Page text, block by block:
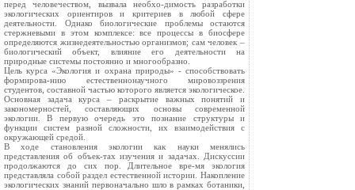
перед человечеством, вызвала необхо-димость разработки
экологических ориентиров и критериев в любой сфере
деятельности. Однако биологические проблемы остаются
стержневыми в этом комплексе: все процессы в биосфере
определяются жизнедеятельностью организмов; сам человек –
биологический объект, влияние его деятельности на
природные системы постоянно и многообразно.
Цель курса «Экология и охрана природы» - способствовать
формирова-нию естественнонаучного мировоззрения
студентов, составной частью которого является экологическое.
Основная задача курса – раскрытие важных понятий и
закономерностей, составляющих основы современной
экологии. В первую очередь это познание структуры и
функции систем разной сложности, их взаимодействия с
окружающей средой.
В ходе становления экологии как науки менялись
представления об объек-тах изучения и задачах. Дискуссии
продолжаются до сих пор. Длительное вре-мя экология
представляла собой раздел естественной истории. Накопление
экологических знаний первоначально шло в рамках ботаники,